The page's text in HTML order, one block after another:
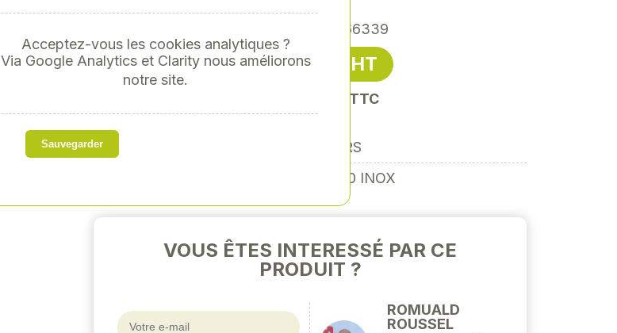
: 00066339
4 400,00 € HT
soit 5280,00 € TTC
Marque
DIVERS
SA530 INOX
VOUS ÊTES INTERESSÉ PAR CE
PRODUIT ?
ROMUALD
ROUSSEL
Acceptez-vous les cookies analytiques ?
Via Google Analytics et Clarity nous améliorons
notre site.
Sauvegarder